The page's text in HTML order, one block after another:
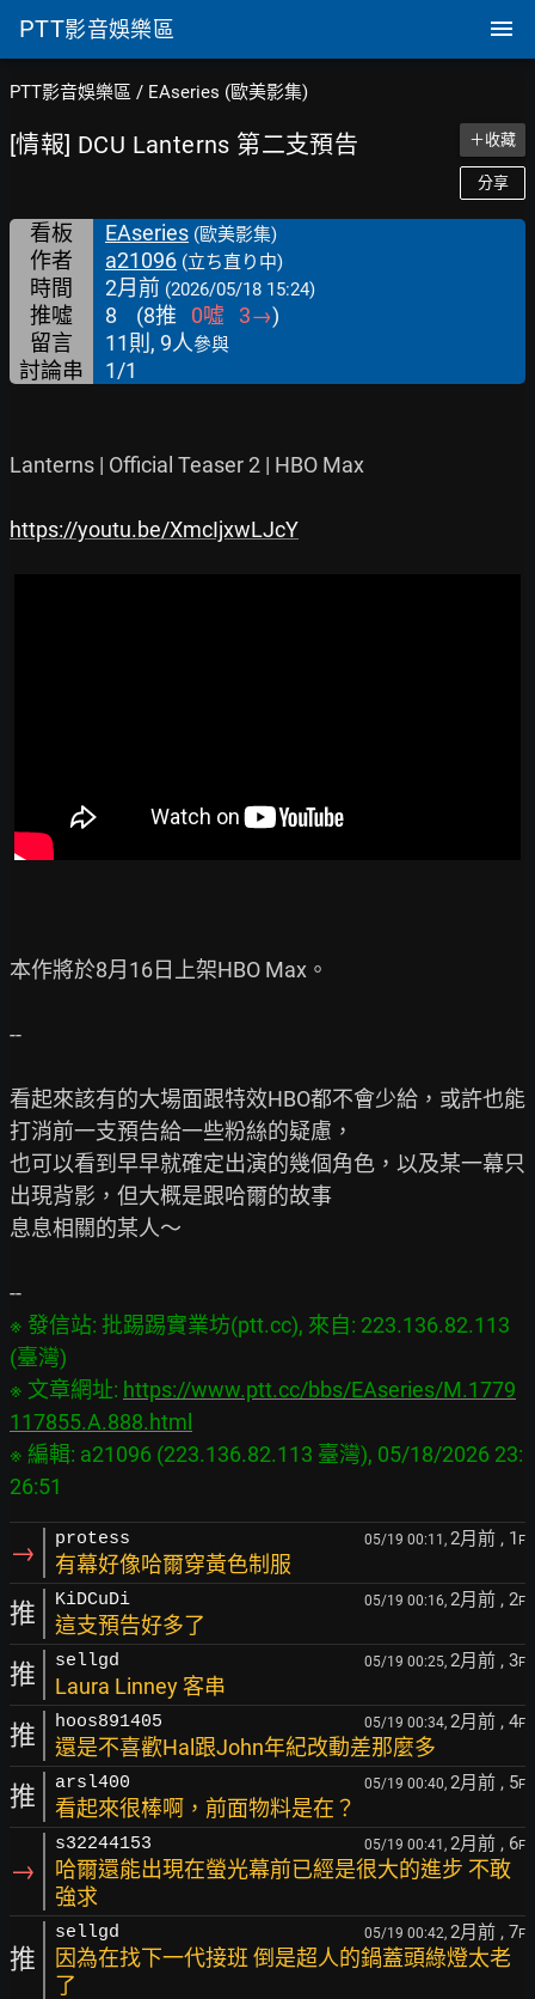
PTT影音娛樂區
PTT影音娛樂區 / EAseries (歐美影集)
[情報] DCU Lanterns 第二支預告 ＋收藏
分享
看板 EAseries (歐美影集)
作者 a21096 (立ち直り中)
時間 2月前 (2026/05/18 15:24)
推噓 8 (8推 0噓 3→)
留言
11則, 9人參與
討論串 1/1
Lanterns | Official Teaser 2 | HBO Max
https://youtu.be/XmcIjxwLJcY
本作將於8月16日上架HBO Max。
--
看起來該有的大場面跟特效HBO都不會少給，或許也能
打消前一支預告給一些粉絲的疑慮，
也可以看到早早就確定出演的幾個角色，以及某一幕只
出現背影，但大概是跟哈爾的故事
息息相關的某人～
※ 發信站: 批踢踢實業坊(ptt.cc), 來自: 223.136.82.113
(臺灣)
※ 文章網址: https://www.ptt.cc/bbs/EAseries/M.1779
117855.A.888.html
※ 編輯: a21096 (223.136.82.113 臺灣), 05/18/2026 23:
→ protess 05/19 00:11, 2月前 , 1 F
有幕好像哈爾穿黃色制服
推 KiDCuDi 05/19 00:16, 2月前 , 2F
這支預告好多了
推 sellgd 05/19 00:25, 2月前 , 3F
Laura Linney 客串
推 hoos891405 05/19 00:34, 2月前 , 4F
還是不喜歡Hal跟John年紀改動差那麼多
推 arsl400 05/19 00:40, 2月前 , 5F
看起來很棒啊，前面物料是在？
→
s32244153 05/19 00:41, 2月前 , 6F
哈爾還能出現在螢光幕前已經是很大的進步 不敢
強求
推
sellgd 05/19 00:42, 2月前 , 7F
因為在找下一代接班 倒是超人的鍋蓋頭綠燈太老
了